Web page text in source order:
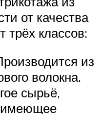
от качества
трёх классов:
из
волокна.
сырьё,
имеющее